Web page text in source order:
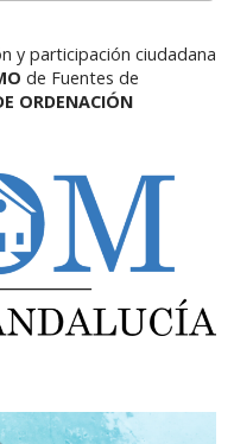
y participación ciudadana
de Fuentes de
ORDENACIÓN